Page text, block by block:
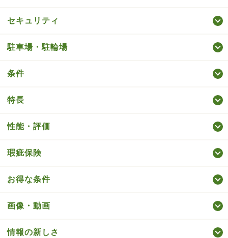
セキュリティ
駐車場・駐輪場
条件
特長
性能・評価
瑕疵保険
お得な条件
画像・動画
情報の新しさ